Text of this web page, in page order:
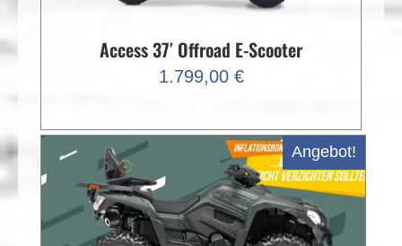
Access 37′ Offroad E-Scooter
1.799,00 €
Angebot!